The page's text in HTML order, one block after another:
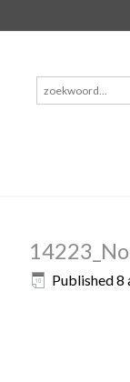
Zoeken
naar:
Published8